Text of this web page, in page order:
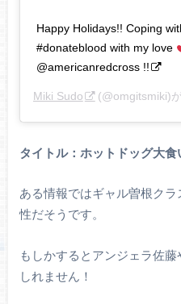
Happy Holidays!! Coping
#donateblood with my love
@americanredcross !!
Miki Sudo (@omgitsmiki)
タイトル：ホットドッグ大
ある情報ではギャル曽根ク
性だそうです。
もしかするとアンジェラ佐
しれません！